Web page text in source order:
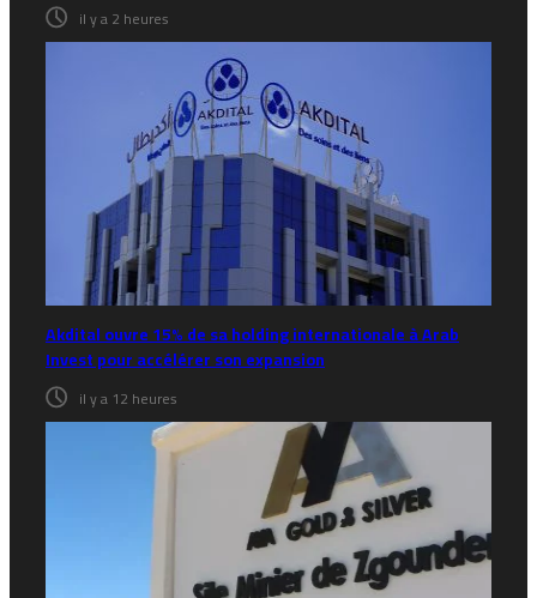
il y a 2 heures
Akdital ouvre 15% de sa holding internationale à Arab
Invest pour accélérer son expansion
il y a 12 heures